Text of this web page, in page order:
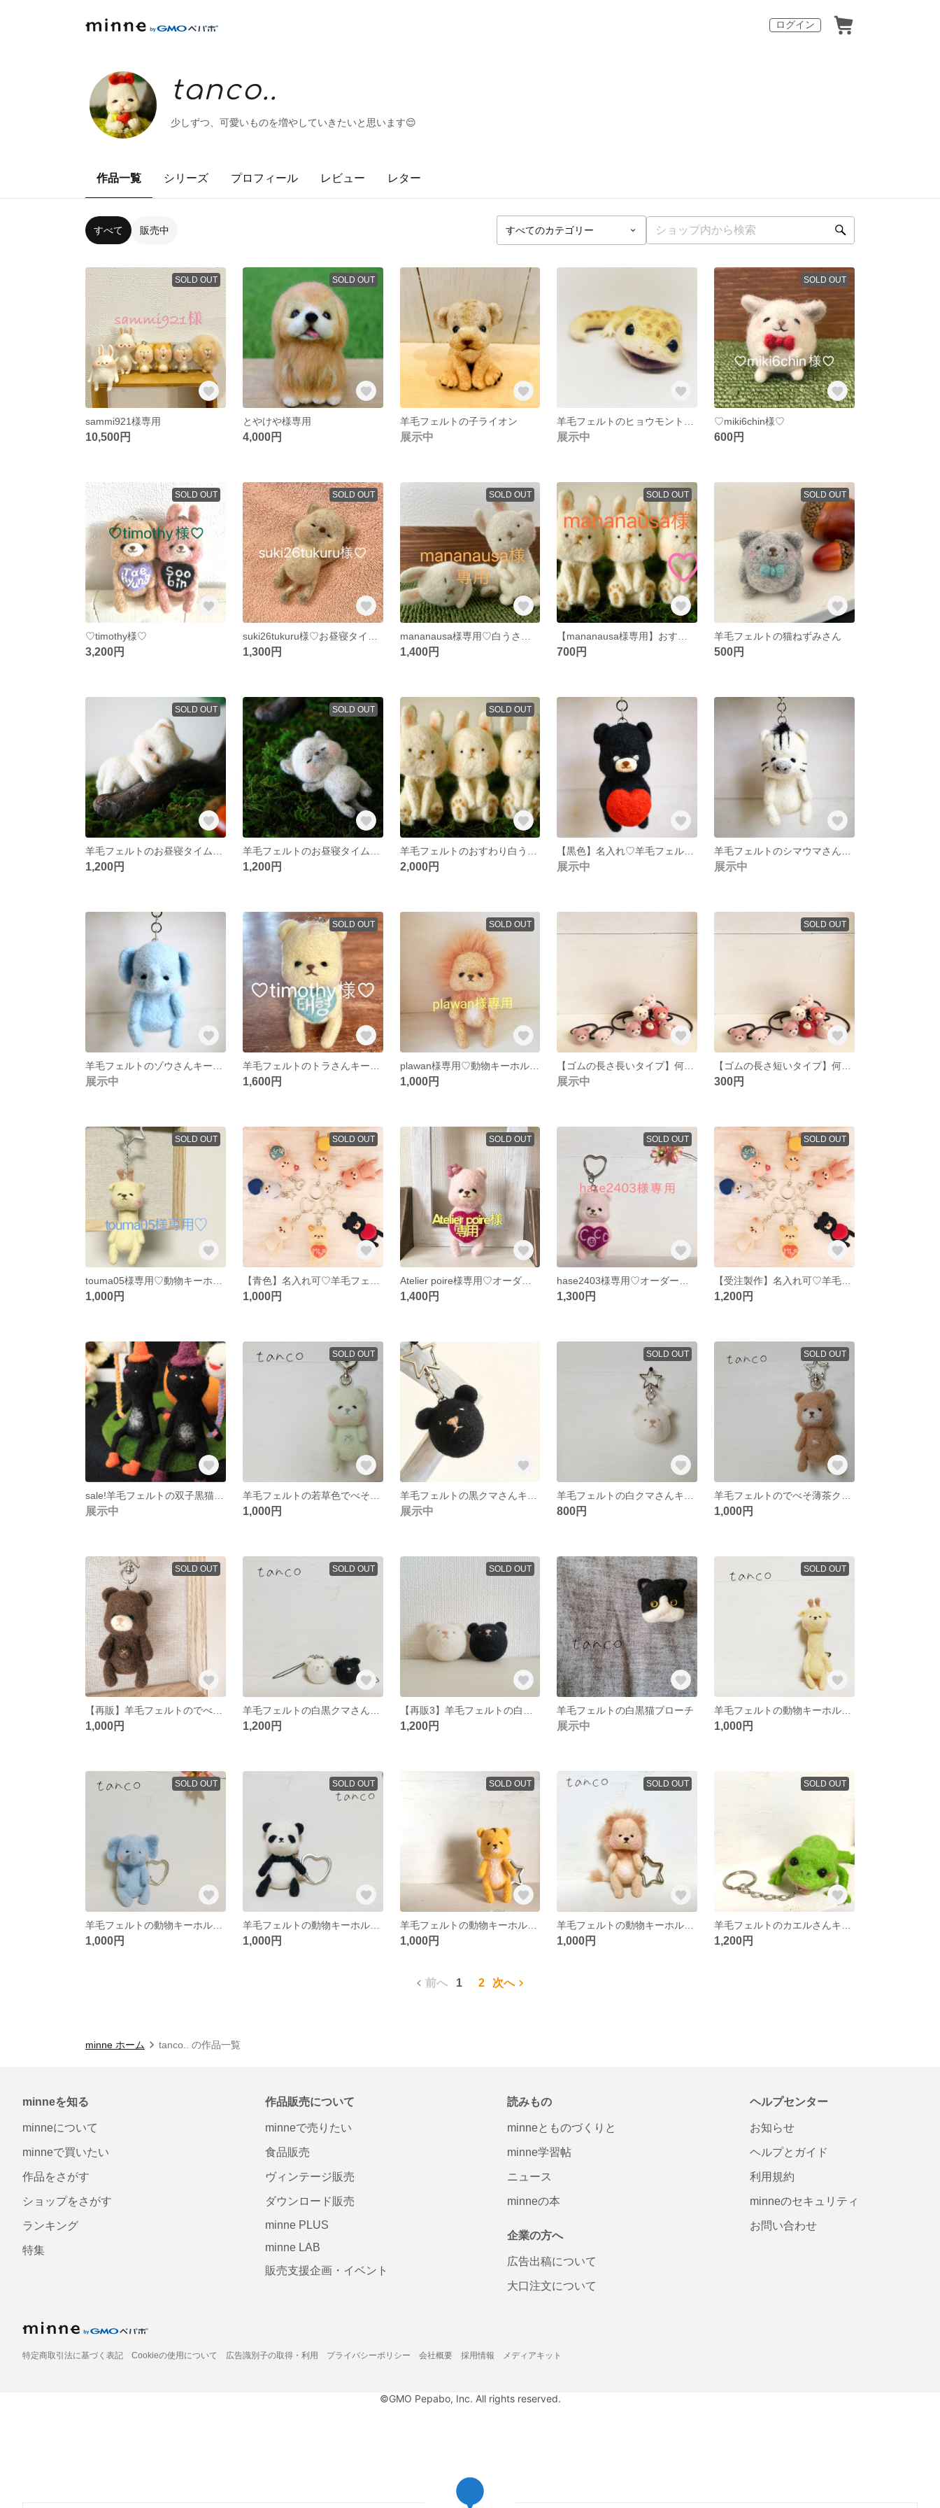
ログイン
tanco..
少しずつ、可愛いものを増やしていきたいと思います😌
作品一覧 シリーズ プロフィール レビュー レター
すべて 販売中
SOLD OUT
sammi921様専用
10,500円
SOLD OUT
とやけや様専用
4,000円
羊毛フェルトの子ライオン
展示中 展示中
SOLD OUT
♡miki6chin様♡
600円
SOLD OUT
♡timothy様♡
3,200円
SOLD OUT
1,300円
SOLD OUT
1,400円
SOLD OUT
700円
SOLD OUT
羊毛フェルトの猫ねずみさん
500円
SOLD OUT
1,200円
SOLD OUT
1,200円
SOLD OUT
2,000円 展示中 展示中
展示中
SOLD OUT
1,600円
SOLD OUT
plawan様専用♡動物キーホルダー【ライオン】
1,000円 展示中
SOLD OUT
300円
SOLD OUT
1,000円
SOLD OUT
1,000円
SOLD OUT
Atelier poire様専用♡オーダーお名前入りくまさん
1,400円
SOLD OUT
1,300円
SOLD OUT
1,200円
展示中
SOLD OUT
1,000円 展示中
SOLD OUT
800円
SOLD OUT
1,000円
SOLD OUT
1,000円
SOLD OUT
1,200円
SOLD OUT
1,200円
羊毛フェルトの白黒猫ブローチ
展示中
SOLD OUT
1,000円
SOLD OUT
1,000円
SOLD OUT
羊毛フェルトの動物キーホルダー【パンダ】
1,000円
SOLD OUT
羊毛フェルトの動物キーホルダー【トラ】
1,000円
SOLD OUT
1,000円
SOLD OUT
1,200円
前へ 1 2 次へ
minne ホーム tanco.. の作品一覧
minneを知る
minneについて
minneで買いたい
作品をさがす
ショップをさがす
ランキング
特集
作品販売について
minneで売りたい
食品販売
ヴィンテージ販売
ダウンロード販売
minne PLUS
minne LAB
販売支援企画・イベント
読みもの
minneとものづくりと
minne学習帖
ニュース
minneの本
企業の方へ
広告出稿について
大口注文について
ヘルプセンター
お知らせ
ヘルプとガイド
利用規約
minneのセキュリティ
お問い合わせ
特定商取引法に基づく表記 Cookieの使用について 広告識別子の取得・利用 プライバシーポリシー 会社概要 採用情報 メディアキット
©GMO Pepabo, Inc. All rights reserved.